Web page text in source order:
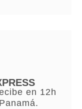
en 12h